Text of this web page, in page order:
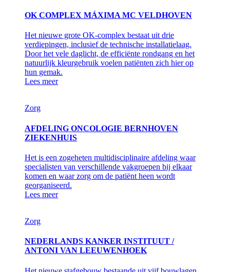
OK COMPLEX MÁXIMA MC VELDHOVEN
Het nieuwe grote OK-complex bestaat uit drie
verdiepingen, inclusief de technische installatielaag.
Door het vele daglicht, de efficiënte rondgang en het
natuurlijk kleurgebruik voelen patiënten zich hier op
hun gemak.
Lees meer
Zorg
AFDELING ONCOLOGIE BERNHOVEN
ZIEKENHUIS
Het is een zogeheten multidisciplinaire afdeling waar
specialisten van verschillende vakgroepen bij elkaar
komen en waar zorg om de patiënt heen wordt
georganiseerd.
Lees meer
Zorg
NEDERLANDS KANKER INSTITUUT /
ANTONI VAN LEEUWENHOEK